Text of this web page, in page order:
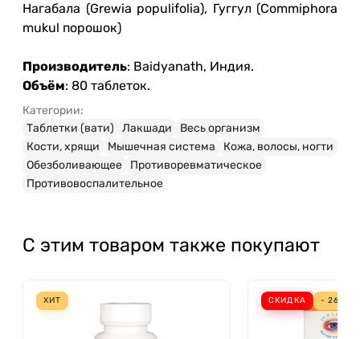
Нагабала (Grewia populifolia), Гуггул (Commiphora
mukul порошок)
Производитель: Baidyanath, Индия.
Объём: 80 таблеток.
Категории:
Таблетки (вати)
Лакшади
Весь организм
Кости, хрящи
Мышечная система
Кожа, волосы, ногти
Обезболивающее
Противоревматическое
Противовоспалительное
С этим товаром также покупают
ХИТ СКИДКА - 26%